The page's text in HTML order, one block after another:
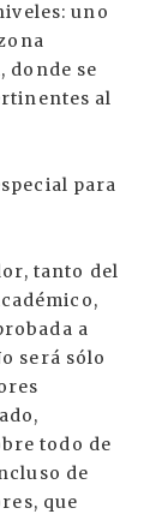
uno
donde se
al
para
tanto del
a
será sólo
todo de
de
que